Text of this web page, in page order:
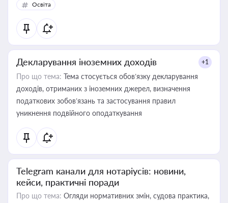
Освіта
Декларування іноземних доходів +1
Про що тема: Тема стосується обов’язку декларування
доходів, отриманих з іноземних джерел, визначення
податкових зобов’язань та застосування правил
уникнення подвійного оподаткування
Telegram канали для нотаріусів: новини,
кейси, практичні поради
Про що тема: Огляди нормативних змін, судова практика,